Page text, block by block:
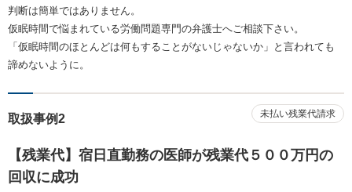
判断は簡単ではありません。
仮眠時間で悩まれている労働問題専門の弁護士へご相談下さい。
「仮眠時間のほとんどは何もすることがないじゃないか」と言われても
諦めないように。
取扱事例2 未払い残業代請求
【残業代】宿日直勤務の医師が残業代５００万円の
回収に成功